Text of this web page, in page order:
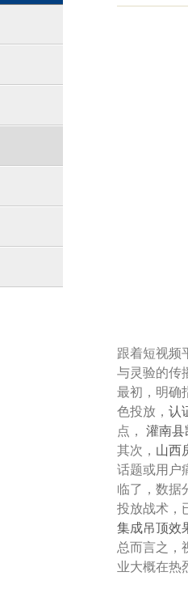
跟着短视频
与灵验的传
最初，明确
色投放， 认
点， 灌南县
其次， 山西
话题或用户
临了，数据
投放战术，
集成吊顶效
总而言之，
业大概在热